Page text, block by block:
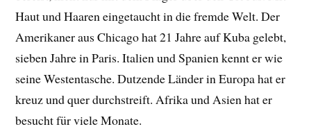
Haut und Haaren eingetaucht in die fremde Welt. Der
Amerikaner aus Chicago hat 21 Jahre auf Kuba gelebt,
sieben Jahre in Paris. Italien und Spanien kennt er wie
seine Westentasche. Dutzende Länder in Europa hat er
kreuz und quer durchstreift. Afrika und Asien hat er
besucht für viele Monate.